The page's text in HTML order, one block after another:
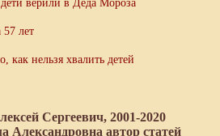
57 лет
как нельзя хвалить детей
Сергеевич, 2001-2020
Александровна автор статей